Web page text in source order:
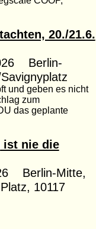
20./21.6.
Berlin-
und geben es nicht
zum
das geplante
ist nie die
Berlin-Mitte,
10117